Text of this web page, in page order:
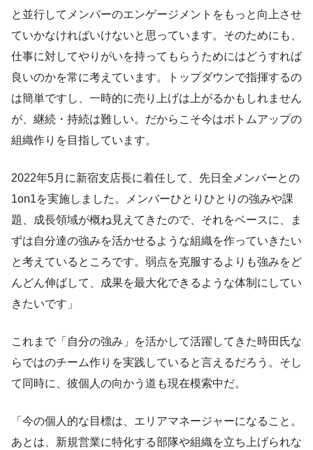
と並行してメンバーのエンゲージメントをもっと向上させ
ていかなければいけないと思っています。そのためにも、
仕事に対してやりがいを持ってもらうためにはどうすれば
良いのかを常に考えています。トップダウンで指揮するの
は簡単ですし、一時的に売り上げは上がるかもしれません
が、継続・持続は難しい。だからこそ今はボトムアップの
組織作りを目指しています。
2022年5月に新宿支店長に着任して、先日全メンバーとの
1on1を実施しました。メンバーひとりひとりの強みや課
題、成長領域が概ね見えてきたので、それをベースに、ま
ずは自分達の強みを活かせるような組織を作っていきたい
と考えているところです。弱点を克服するよりも強みをど
んどん伸ばして、成果を最大化できるような体制にしてい
きたいです」
これまで「自分の強み」を活かして活躍してきた時田氏な
らではのチーム作りを実践していると言えるだろう。そし
て同時に、彼個人の向かう道も現在模索中だ。
「今の個人的な目標は、エリアマネージャーになること。
あとは、新規営業に特化する部隊や組織を立ち上げられな